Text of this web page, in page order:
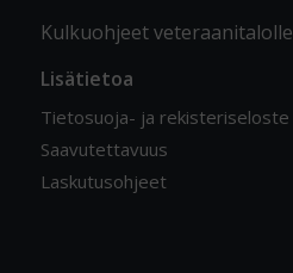
Kulkuohjeet veteraanitalolle
Lisätietoa
Tietosuoja- ja rekisteriseloste
Saavutettavuus
Laskutusohjeet